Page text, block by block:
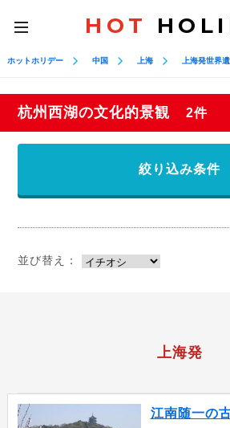
toggle
navigation
HOT
ホットホリデー 中国 上海 上海発世界
杭州西湖の文化的景観 2件
絞り込み条件
並び替え：
上海発
江南随一の